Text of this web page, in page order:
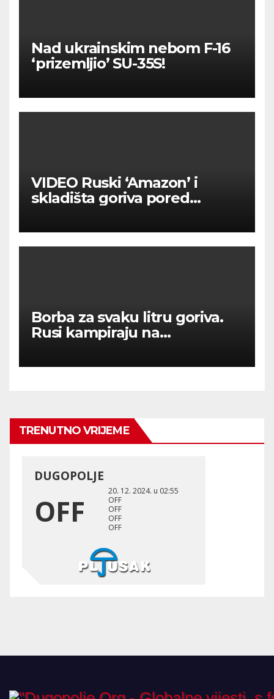
Nad ukrainskim nebom F-16
‘prizemljio’ SU-35S!
VIDEO Ruski ‘Amazon’ i
skladišta goriva pored
Borba za svaku litru goriva.
Rusi kampiraju na
TRENUTNO VRIJEME